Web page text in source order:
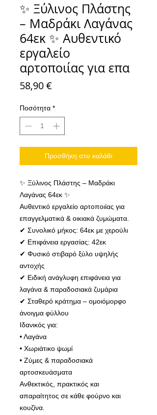
✨ Ξύλινος Πλάστης
– Μαδράκι Λαγάνας
64εκ ✨ Αυθεντικό
εργαλείο
αρτοποιίας για επα
58,90 €
Ποσότητα *
Προσθήκη στο καλάθι
✨ Ξύλινος Πλάστης – Μαδράκι
Λαγάνας 64εκ ✨
Αυθεντικό εργαλείο αρτοποιίας για
επαγγελματικά & οικιακά ζυμώματα.
✔ Συνολικό μήκος: 64εκ με χερούλι
✔ Επιφάνεια εργασίας: 42εκ
✔ Φυσικό στιβαρό ξύλο υψηλής
αντοχής
✔ Ειδική ανάγλυφη επιφάνεια για
λαγάνα & παραδοσιακά ζυμάρια
✔ Σταθερό κράτημα – ομοιόμορφο
άνοιγμα φύλλου
Ιδανικός για:
• Λαγάνα
• Χωριάτικο ψωμί
• Ζύμες & παραδοσιακά
αρτοσκευάσματα
Ανθεκτικός, πρακτικός και
απαραίτητος σε κάθε φούρνο και
κουζίνα.